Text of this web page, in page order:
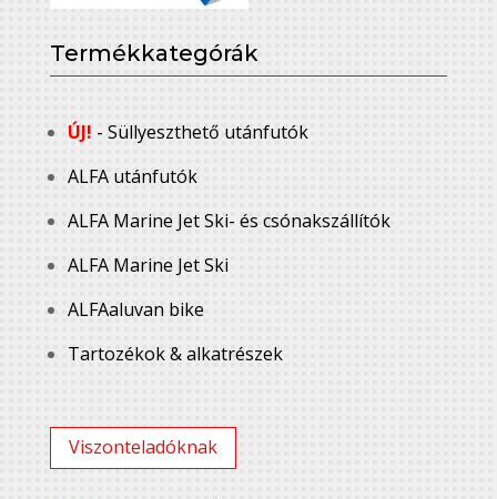
Termékkategórák
ÚJ! - Süllyeszthető utánfutók
ALFA utánfutók
ALFA Marine Jet Ski- és csónakszállítók
ALFA Marine Jet Ski
ALFAaluvan bike
Tartozékok & alkatrészek
Viszonteladóknak